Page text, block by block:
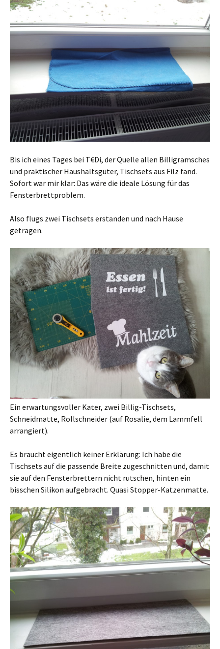
Bis ich eines Tages bei T€Di, der Quelle allen Billigramsches
und praktischer Haushaltsgüter, Tischsets aus Filz fand.
Sofort war mir klar: Das wäre die ideale Lösung für das
Fensterbrettproblem.
Also flugs zwei Tischsets erstanden und nach Hause
getragen.
Ein erwartungsvoller Kater, zwei Billig-Tischsets,
Schneidmatte, Rollschneider (auf Rosalie, dem Lammfell
arrangiert).
Es braucht eigentlich keiner Erklärung: Ich habe die
Tischsets auf die passende Breite zugeschnitten und, damit
sie auf den Fensterbrettern nicht rutschen, hinten ein
bisschen Silikon aufgebracht. Quasi Stopper-Katzenmatte.